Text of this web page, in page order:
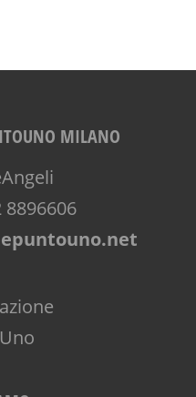
MILANO
8896606